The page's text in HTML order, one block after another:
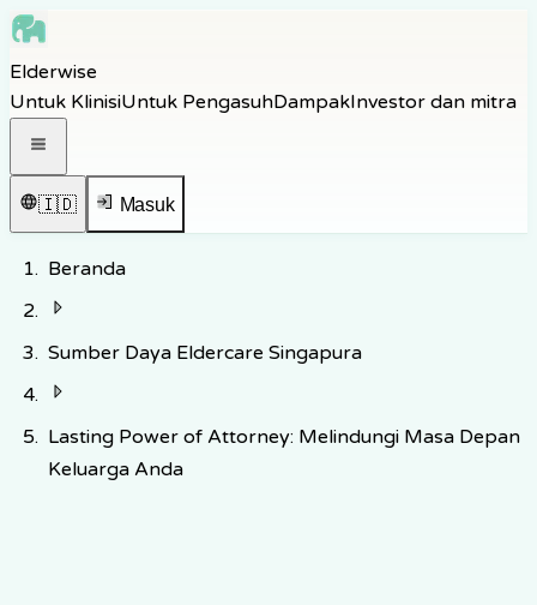
Skip to navigation
Skip to footer
Elderwise
Untuk KlinisiUntuk PengasuhDampakInvestor dan mitra
🇮🇩 Masuk
Beranda
Sumber Daya Eldercare Singapura
Lasting Power of Attorney: Melindungi Masa Depan
Keluarga Anda